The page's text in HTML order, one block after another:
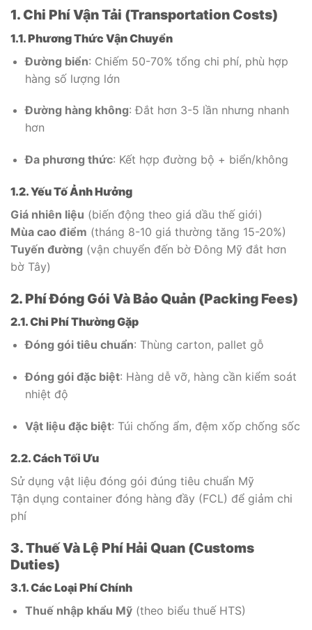
1. Chi Phí Vận Tải (Transportation Costs)
1.1. Phương Thức Vận Chuyển
Đường biển: Chiếm 50-70% tổng chi phí, phù hợp
hàng số lượng lớn
Đường hàng không: Đắt hơn 3-5 lần nhưng nhanh
hơn
Đa phương thức: Kết hợp đường bộ + biển/không
1.2. Yếu Tố Ảnh Hưởng
Giá nhiên liệu (biến động theo giá dầu thế giới)
Mùa cao điểm (tháng 8-10 giá thường tăng 15-20%)
Tuyến đường (vận chuyển đến bờ Đông Mỹ đắt hơn
bờ Tây)
2. Phí Đóng Gói Và Bảo Quản (Packing Fees)
2.1. Chi Phí Thường Gặp
Đóng gói tiêu chuẩn: Thùng carton, pallet gỗ
Đóng gói đặc biệt: Hàng dễ vỡ, hàng cần kiểm soát
nhiệt độ
Vật liệu đặc biệt: Túi chống ẩm, đệm xốp chống sốc
2.2. Cách Tối Ưu
Sử dụng vật liệu đóng gói đúng tiêu chuẩn Mỹ
Tận dụng container đóng hàng đầy (FCL) để giảm chi
phí
3. Thuế Và Lệ Phí Hải Quan (Customs
Duties)
3.1. Các Loại Phí Chính
Thuế nhập khẩu Mỹ(theo biểu thuế HTS)